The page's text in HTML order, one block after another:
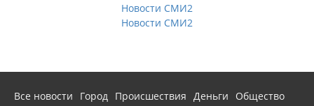
Новости СМИ2
Новости СМИ2
Все новости Город Происшествия Деньги
Общество